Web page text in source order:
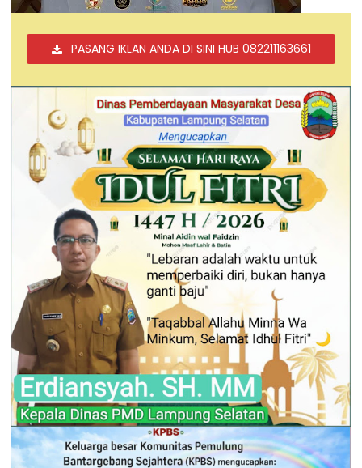
PASANG IKLAN ANDA DI SINI HUB 082211163661